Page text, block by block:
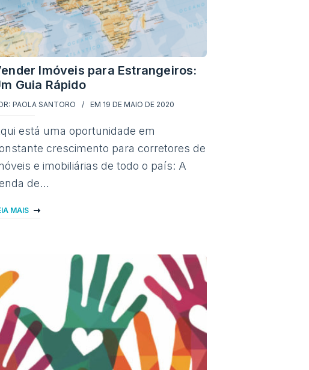
Imóveis para Estrangeiros:
Guia Rápido
PAOLA SANTORO EM 19 DE MAIO DE 2020
está uma oportunidade em
crescimento para corretores de
e imobiliárias de todo o país: A
de…
MAIS